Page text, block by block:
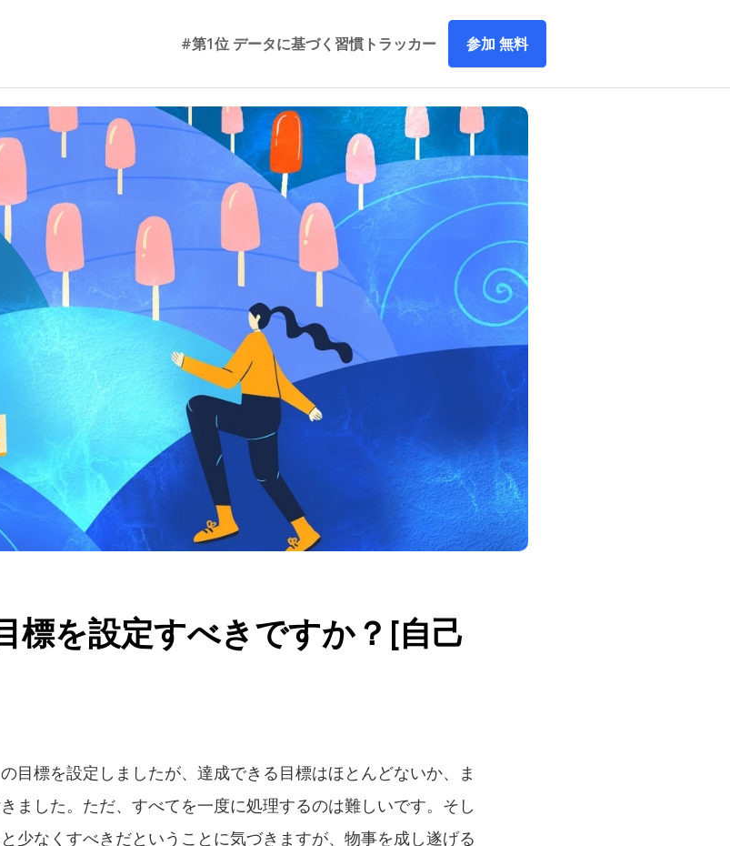
#第1位 データに基づく習慣トラッカー 参加 無料
標を設定すべきですか？[自己
目標を設定しましたが、達成できる目標はほとんどないか、ま
ました。ただ、すべてを一度に処理するのは難しいです。そし
少なくすべきだということに気づきますが、物事を成し遂げる